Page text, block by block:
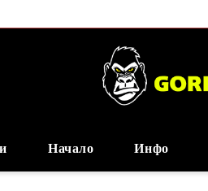
Начало Инфо